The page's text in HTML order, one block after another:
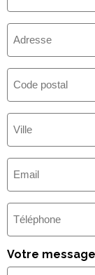
Adresse
Code
postal
Ville
(Nécessaire)
E-
mail
(Nécessaire)
Téléphone
Votre message